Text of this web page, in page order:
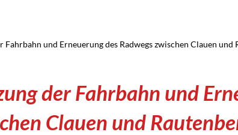
und Erneuerung des Radwegs zwischen Clauen und
der Fahrbahn und
Clauen und